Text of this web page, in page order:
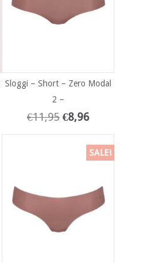
Sloggi – Short – Zero Modal
2 –
€11,95 €8,96
SALE!